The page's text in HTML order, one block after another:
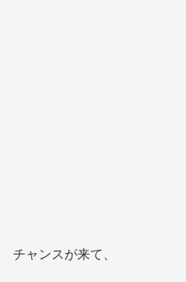
チャンスが来て、